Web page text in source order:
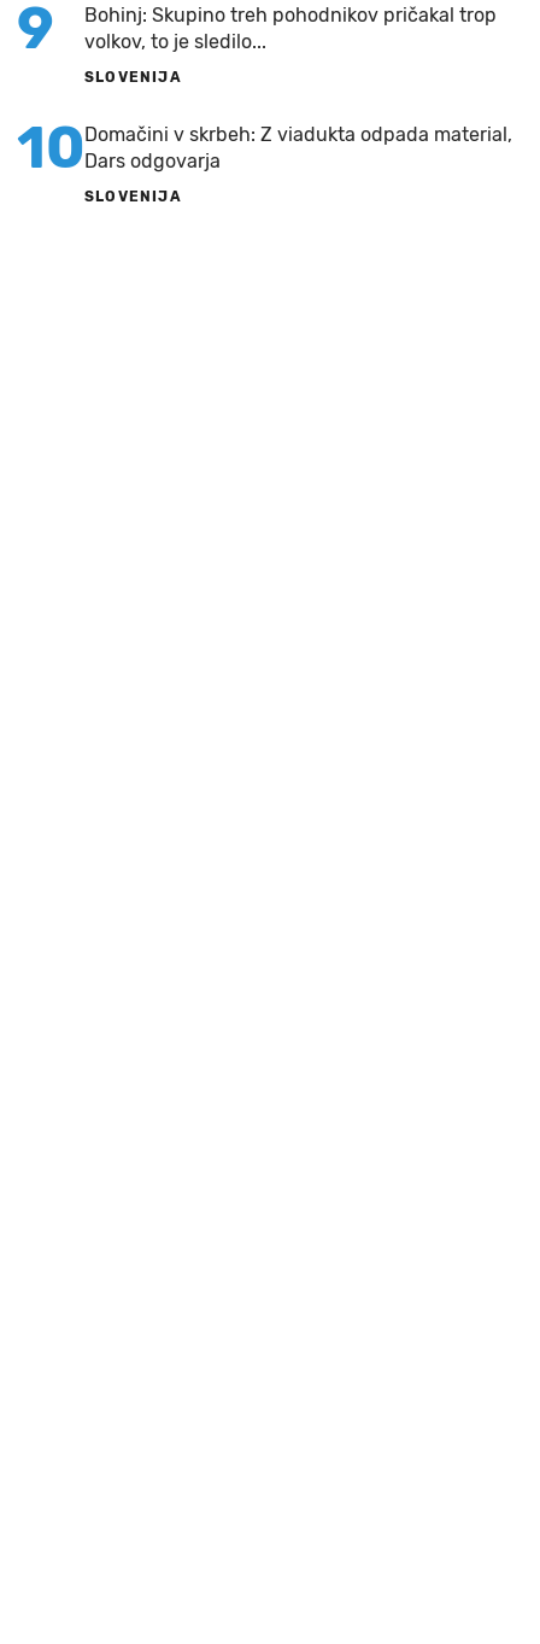
9
Bohinj: Skupino treh pohodnikov pričakal trop
volkov, to je sledilo...
SLOVENIJA
10Domačini v skrbeh: Z viadukta odpada material,
Dars odgovarja
SLOVENIJA